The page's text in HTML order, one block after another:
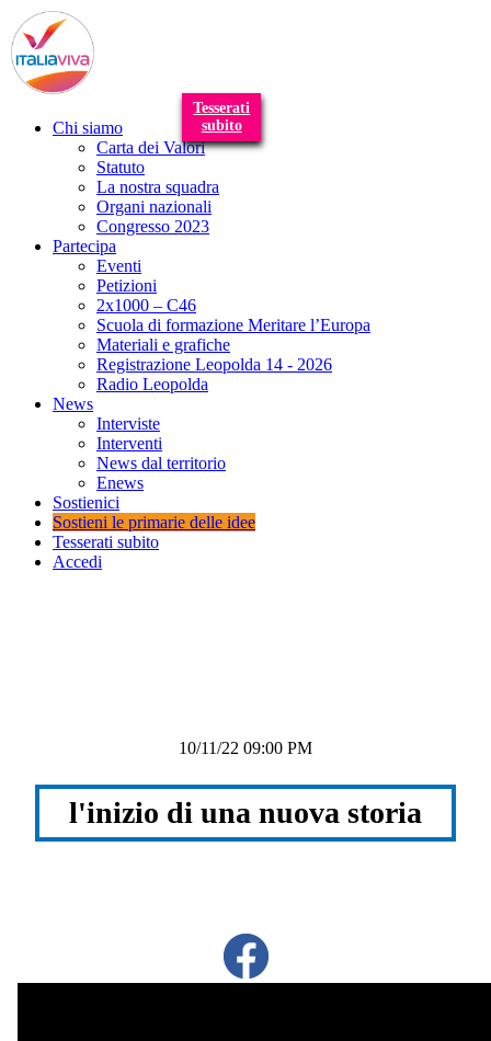
Tesserati
subito
Chi siamo
Carta dei Valori
Statuto
La nostra squadra
Organi nazionali
Congresso 2023
Partecipa
Eventi
Petizioni
2x1000 – C46
Scuola di formazione Meritare l’Europa
Materiali e grafiche
Registrazione Leopolda 14 - 2026
Radio Leopolda
News
Interviste
Interventi
News dal territorio
Enews
Sostienici
Sostieni le primarie delle idee
Tesserati subito
Accedi
10/11/22 09:00 PM
l'inizio di una nuova storia